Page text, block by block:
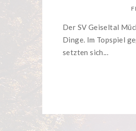
Der SV Geiseltal
Dinge. Im Topspiel
setzten sich...